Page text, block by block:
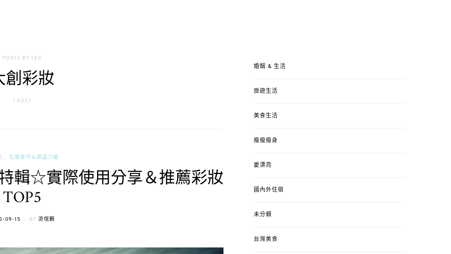
POSTS BY TAG
創彩妝
1 POST
化妝技巧＆商品介紹
輯☆實際使用分享＆推薦彩妝
TOP5
09-15 BY 流氓顆
婚姻 & 生活
旅遊生活
美食生活
瘦瘦瘦身
愛漂亮
國內外住宿
未分類
台灣美食